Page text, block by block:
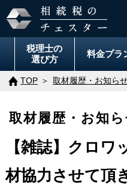
税理士の
選び方
料金プラ
TOP 取材履歴・お知ら
取材履歴・お知
【雑誌】クロワ
材協力させて頂